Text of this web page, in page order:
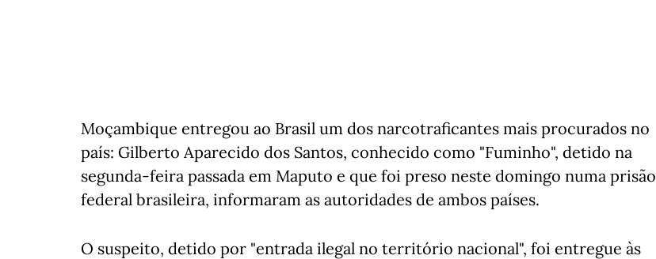
Moçambique entregou ao Brasil um dos narcotraficantes mais procurados no
país: Gilberto Aparecido dos Santos, conhecido como "Fuminho", detido na
segunda-feira passada em Maputo e que foi preso neste domingo numa prisão
federal brasileira, informaram as autoridades de ambos países.
O suspeito, detido por "entrada ilegal no território nacional", foi entregue às